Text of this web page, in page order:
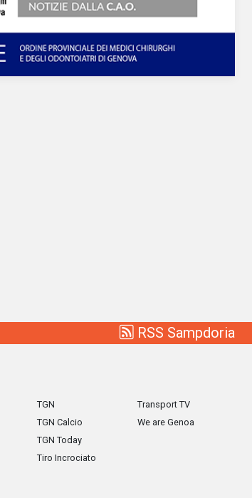
RSS Sampdoria
TGN
TGN Calcio
TGN Today
Tiro Incrociato
Transport TV
We are Genoa